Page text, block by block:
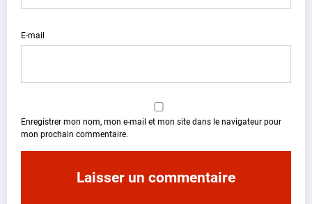
E-mail
Enregistrer mon nom, mon e-mail et mon site dans le navigateur pour
mon prochain commentaire.